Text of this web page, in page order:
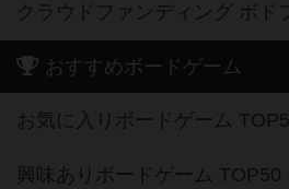
クラウドファンディング ボド
おすすめボードゲーム
お気に入りボードゲーム
興味ありボードゲーム TOP50